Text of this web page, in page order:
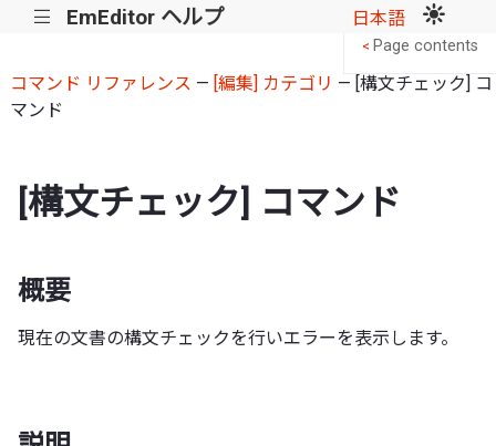
||| EmEditor ヘルプ 日本語
コマンド リファレンス — [編集] カテゴリ — [構文チェック] コ
マンド
[構文チェック] コマンド
概要
現在の文書の構文チェックを行いエラーを表示します。
< Page contents